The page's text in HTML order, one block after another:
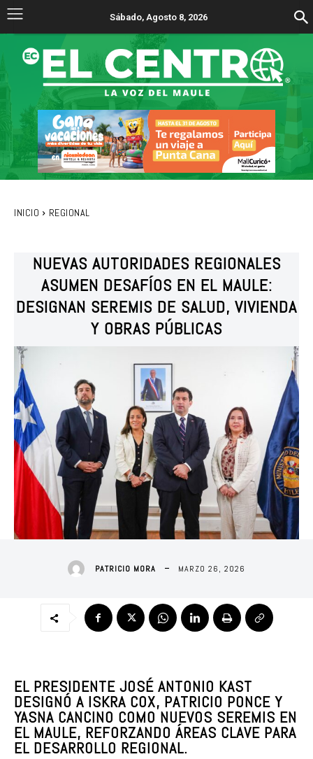
Sábado, Agosto 8, 2026
INICIO REGIONAL
NUEVAS AUTORIDADES REGIONALES
ASUMEN DESAFÍOS EN EL MAULE:
DESIGNAN SEREMIS DE SALUD, VIVIENDA
Y OBRAS PÚBLICAS
PATRICIO MORA MARZO 26, 2026
EL PRESIDENTE JOSÉ ANTONIO KAST
DESIGNÓ A ISKRA COX, PATRICIO PONCE Y
YASNA CANCINO COMO NUEVOS SEREMIS EN
EL MAULE, REFORZANDO ÁREAS CLAVE PARA
EL DESARROLLO REGIONAL.